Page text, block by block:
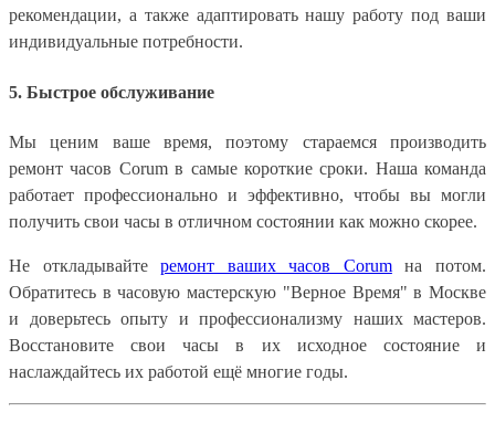
рекомендации, а также адаптировать нашу работу под ваши
индивидуальные потребности.
5. Быстрое обслуживание
Мы ценим ваше время, поэтому стараемся производить
ремонт часов Corum в самые короткие сроки. Наша команда
работает профессионально и эффективно, чтобы вы могли
получить свои часы в отличном состоянии как можно скорее.
Не откладывайтеремонт ваших часов Corumна потом.
Обратитесь в часовую мастерскую "Верное Время" в Москве
и доверьтесь опыту и профессионализму наших мастеров.
Восстановите свои часы в их исходное состояние и
наслаждайтесь их работой ещё многие годы.